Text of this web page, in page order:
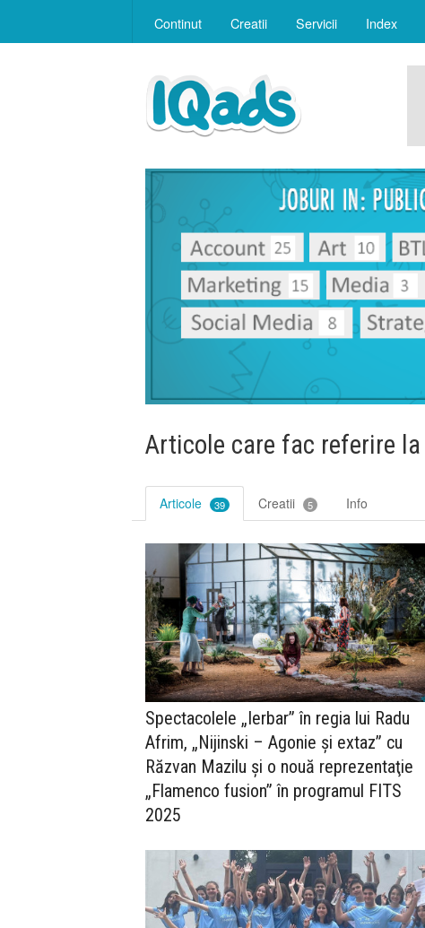
Continut Creatii Servicii Index
Articole care fac referire la
Articole 39 Creatii 5 Info
Spectacolele „Ierbar” în regia lui Radu
Afrim, „Nijinski – Agonie şi extaz” cu
Răzvan Mazilu şi o nouă reprezentaţie
„Flamenco fusion” în programul FITS
2025